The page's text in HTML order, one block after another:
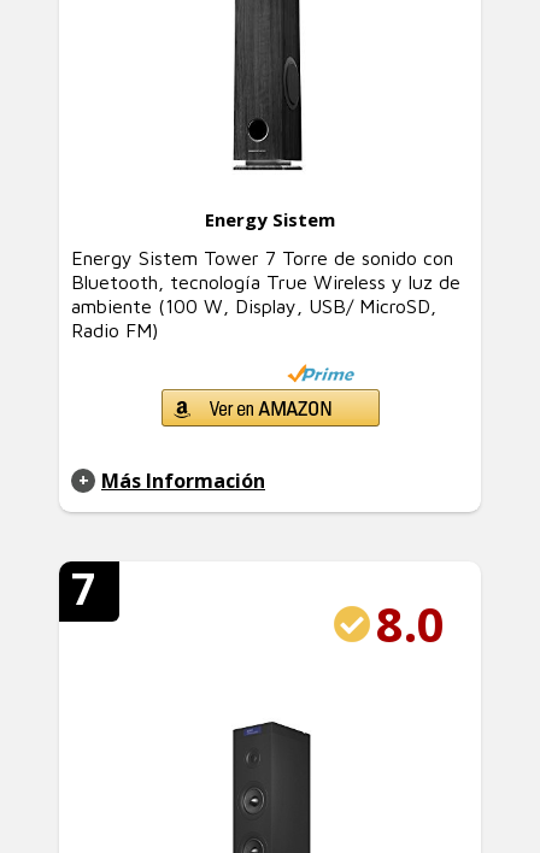
Energy Sistem
Energy Sistem Tower 7 Torre de sonido con
Bluetooth, tecnología True Wireless y luz de
ambiente (100 W, Display, USB/ MicroSD,
Radio FM)
Más Información
7
8.0